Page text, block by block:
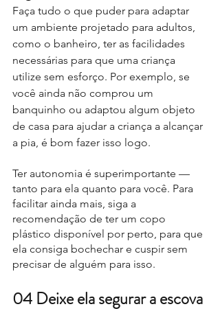
Faça tudo o que puder para adaptar
um ambiente projetado para adultos,
como o banheiro, ter as facilidades
necessárias para que uma criança
utilize sem esforço. Por exemplo, se
você ainda não comprou um
banquinho ou adaptou algum objeto
de casa para ajudar a criança a alcançar
a pia, é bom fazer isso logo.
Ter autonomia é superimportante —
tanto para ela quanto para você. Para
facilitar ainda mais, siga a
recomendação de ter um copo
plástico disponível por perto, para que
ela consiga bochechar e cuspir sem
precisar de alguém para isso.
04 Deixe ela segurar a escova